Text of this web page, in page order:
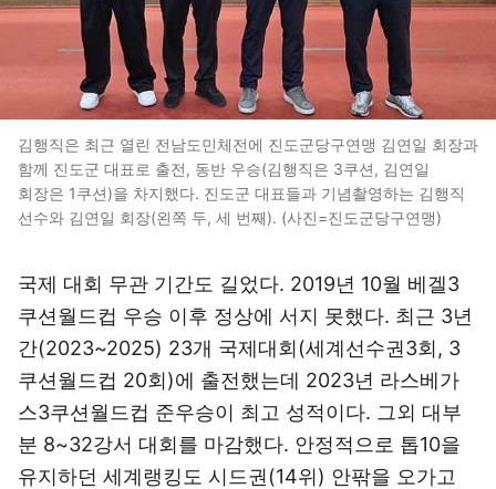
김행직은 최근 열린 전남도민체전에 진도군당구연맹 김연일 회장과
함께 진도군 대표로 출전, 동반 우승(김행직은 3쿠션, 김연일
회장은 1쿠션)을 차지했다. 진도군 대표들과 기념촬영하는 김행직
선수와 김연일 회장(왼쪽 두, 세 번째). (사진=진도군당구연맹)
국제 대회 무관 기간도 길었다. 2019년 10월 베겔3
쿠션월드컵 우승 이후 정상에 서지 못했다. 최근 3년
간(2023~2025) 23개 국제대회(세계선수권3회, 3
쿠션월드컵 20회)에 출전했는데 2023년 라스베가
스3쿠션월드컵 준우승이 최고 성적이다. 그외 대부
분 8~32강서 대회를 마감했다. 안정적으로 톱10을
유지하던 세계랭킹도 시드권(14위) 안팎을 오가고